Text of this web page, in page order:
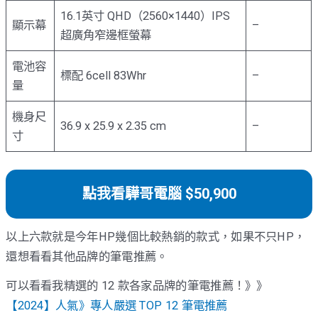
顯示幕
16.1英寸 QHD（2560×1440）IPS
超廣角窄邊框螢幕
–
電池容
量
標配 6cell 83Whr –
機身尺
寸
36.9 x 25.9 x 2.35 cm –
點我看驊哥電腦 $50,900
以上六款就是今年HP幾個比較熱銷的款式，如果不只HP，
還想看看其他品牌的筆電推薦。
可以看看我精選的 12 款各家品牌的筆電推薦！》》
【2024】人氣》專人嚴選 TOP 12 筆電推薦